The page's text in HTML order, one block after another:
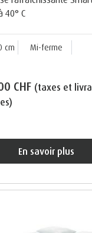
40° C
cm Mi-ferme
CHF (taxes et
En savoir plus